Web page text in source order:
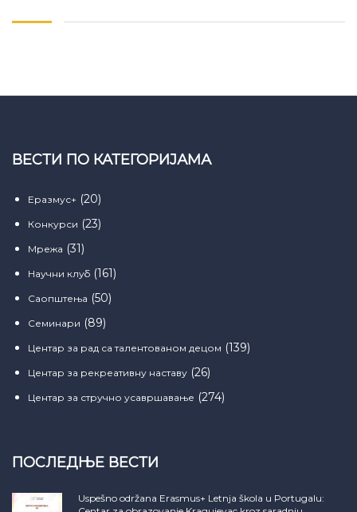
ВЕСТИ ПО КАТЕГОРИЈАМА
Еразмус+ (20)
Конкурси (23)
Мрежа (31)
Научни клуб (161)
Саопштења (50)
Семинари (89)
Центар за рад са талентованом децом (139)
Центар за рекреативну наставу (26)
Центар за стручно усавршавање (274)
ПОСЛЕДЊЕ ВЕСТИ
Uspešno održana Erasmus+ Letnja škola u Portugalu: